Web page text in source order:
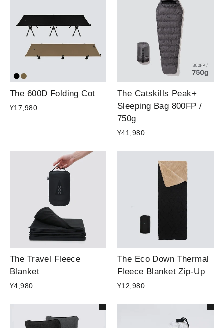
The 600D Folding Cot
¥17,980
The Catskills Peak+
Sleeping Bag 800FP /
750g
¥41,980
The Travel Fleece
Blanket
¥4,980
The Eco Down Thermal
Fleece Blanket Zip-Up
¥12,980